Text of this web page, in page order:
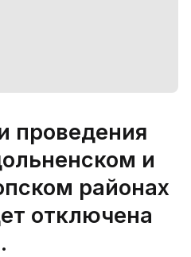
проведения
и
районах
отключена